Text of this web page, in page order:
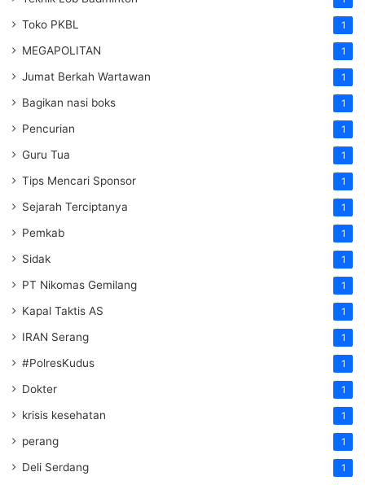
Toko PKBL 1
MEGAPOLITAN 1
Jumat Berkah Wartawan 1
Bagikan nasi boks 1
Pencurian 1
Guru Tua 1
Tips Mencari Sponsor 1
Sejarah Terciptanya 1
Pemkab 1
Sidak 1
PT Nikomas Gemilang 1
Kapal Taktis AS 1
IRAN Serang 1
#PolresKudus 1
Dokter 1
krisis kesehatan 1
perang 1
Deli Serdang 1